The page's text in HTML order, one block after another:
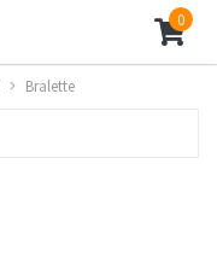
0
Bralette